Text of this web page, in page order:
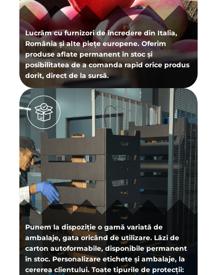
Lucrăm cu furnizori de încredere din Italia,
România și alte piețe europene. Oferim
produse aflate permanent în stoc și
posibilitatea de a comanda rapid orice produs
dorit, direct de la sursă.
Punem la dispoziție o gamă variată de
ambalaje, gata oricând de utilizare. Lăzi de
carton autoformabile, disponibile permanent
în stoc. Personalizare etichete și ambalaje, la
cererea clientului. Toate tipurile de protecții: